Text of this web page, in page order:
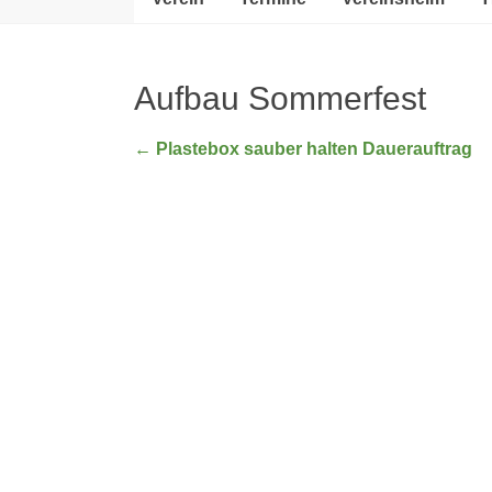
Aufbau Sommerfest
← Plastebox sauber halten Dauerauftrag